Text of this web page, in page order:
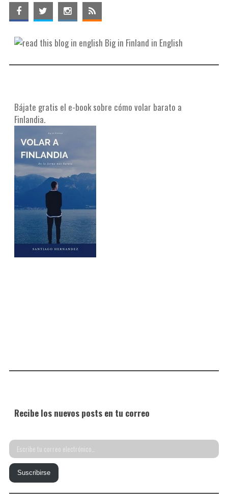
Big in Finland in English
Bájate gratis el e-book sobre cómo volar barato a
Finlandia.
Recibe los nuevos posts en tu correo
Escribe
tu
correo
electrónico…
Suscribirse